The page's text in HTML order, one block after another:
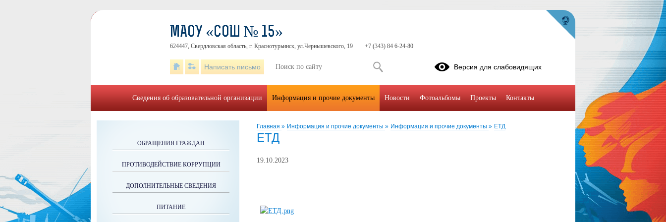
Главная » Информация и прочие документы » Информация и прочие документы » ЕТД
ЕТД
19.10.2023
ОБРАЩЕНИЯ ГРАЖДАН
ПРОТИВОДЕЙСТВИЕ КОРРУПЦИИ
ДОПОЛНИТЕЛЬНЫЕ СВЕДЕНИЯ
ПИТАНИЕ
МАОУ «СОШ № 15»
624447, Свердловская область, г. Краснотурьинск, ул.Чернышевского, 19 +7 (343) 84 6-24-80
Написать письмо Версия для слабовидящих
Сведения об образовательной организации Информация и прочие документы Новости Фотоальбомы Проекты Контакты